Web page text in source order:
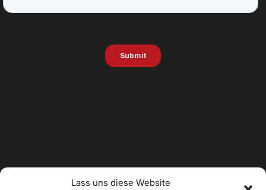
Lass uns diese Website